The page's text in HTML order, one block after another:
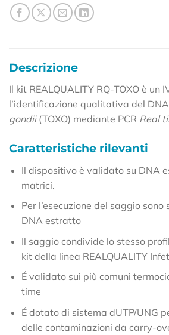
Descrizione
Il kit REALQUALITY RQ-TOXO è un
l’identificazione qualitativa del
gondii(TOXO) mediante PCR Real
Caratteristiche rilevanti
Il dispositivo è validato su DNA
matrici.
Per l’esecuzione del saggio
DNA estratto
Il saggio condivide lo stesso
kit della linea REALQUALITY
É validato sui più comuni
time
É dotato di sistema dUTP/UNG
delle contaminazioni da carry-